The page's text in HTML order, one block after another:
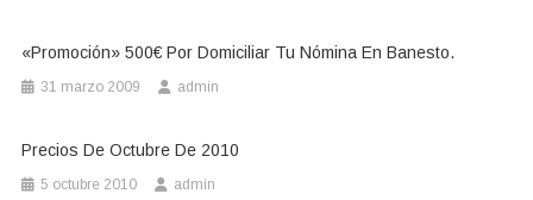
«Promoción» 500€ Por Domiciliar Tu Nómina En Banesto.
31 marzo 2009 admin
Precios De Octubre De 2010
5 octubre 2010 admin